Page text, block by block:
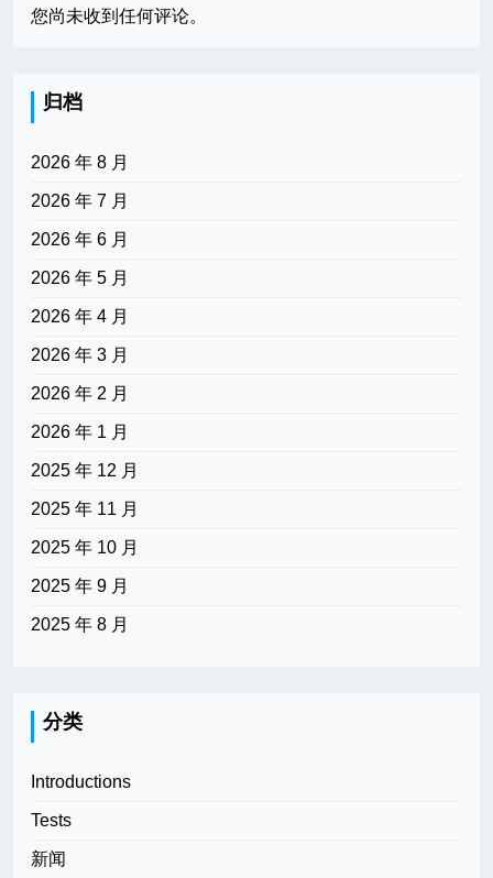
您尚未收到任何评论。
归档
2026 年 8 月
2026 年 7 月
2026 年 6 月
2026 年 5 月
2026 年 4 月
2026 年 3 月
2026 年 2 月
2026 年 1 月
2025 年 12 月
2025 年 11 月
2025 年 10 月
2025 年 9 月
2025 年 8 月
分类
Introductions
Tests
新闻